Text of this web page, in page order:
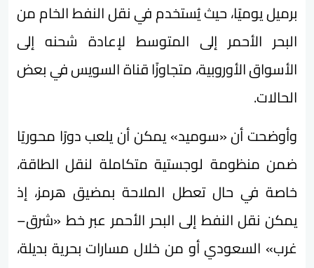
برميل يوميًا، حيث يُستخدم في نقل النفط الخام من
البحر الأحمر إلى المتوسط لإعادة شحنه إلى
الأسواق الأوروبية، متجاوزًا قناة السويس في بعض
الحالات.
وأوضحت أن «سوميد» يمكن أن يلعب دورًا محوريًا
ضمن منظومة لوجستية متكاملة لنقل الطاقة،
خاصة في حال تعطل الملاحة بمضيق هرمز، إذ
يمكن نقل النفط إلى البحر الأحمر عبر خط «شرق–
غرب» السعودي أو من خلال مسارات بحرية بديلة،